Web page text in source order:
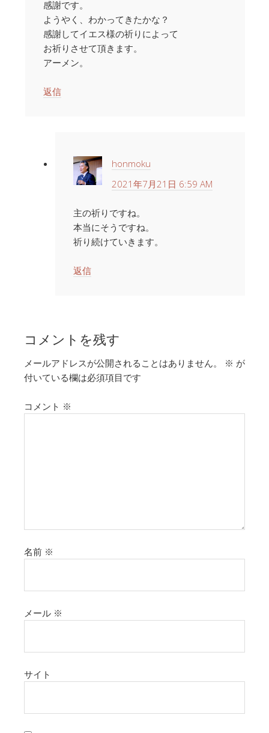
感謝です。
ようやく、わかってきたかな？
感謝してイエス様の祈りによって
お祈りさせて頂きます。
アーメン。
返信
honmoku
2021年7月21日 6:59 AM
主の祈りですね。
本当にそうですね。
祈り続けていきます。
返信
コメントを残す
メールアドレスが公開されることはありません。 ※ が
付いている欄は必須項目です
コメント ※
名前 ※
メール ※
サイト